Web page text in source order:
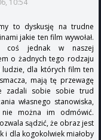
10:54
to dyskusję na trudne
jakie ten film wywołał.
coś jednak w naszej
o żadnych tego rodzaju
dla których film ten
mają tę przewagę
zadali sobie sobie trud
własnego stanowiska,
nie można im odmówić.
sądzić, że obraz jest
i dla kogokolwiek miałoby